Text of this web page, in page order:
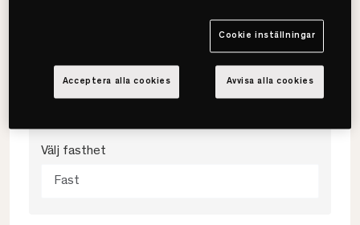
Välj storlek
160x200
Välj fasthet
Fast
Cookie inställningar
Avvisa alla cookies
Acceptera alla cookies